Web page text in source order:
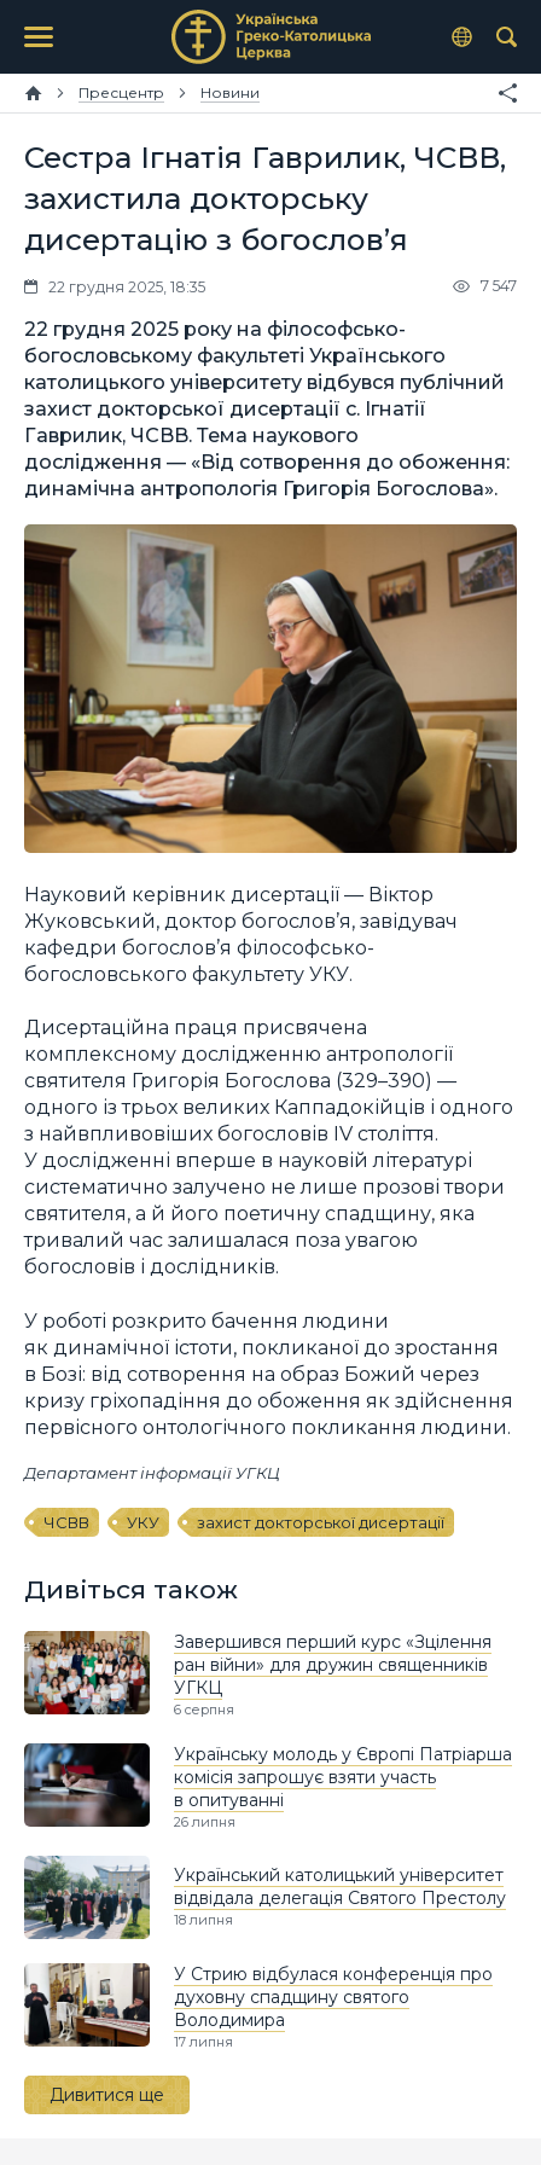
Пресцентр Новини
Сестра Ігнатія Гаврилик, ЧСВВ,
захистила докторську
дисертацію з богослов’я
22 грудня 2025, 18:35 7 547
22 грудня 2025 року на філософсько-
богословському факультеті Українського
католицького університету відбувся публічний
захист докторської дисертації с. Ігнатії
Гаврилик, ЧСВВ. Тема наукового
дослідження — «Від сотворення до обоження:
динамічна антропологія Григорія Богослова».
Науковий керівник дисертації — Віктор
Жуковський, доктор богослов’я, завідувач
кафедри богослов’я філософсько-
богословського факультету УКУ.
Дисертаційна праця присвячена
комплексному дослідженню антропології
святителя Григорія Богослова (329–390) —
одного із трьох великих Каппадокійців і одного
з найвпливовіших богословів IV століття.
У дослідженні вперше в науковій літературі
систематично залучено не лише прозові твори
святителя, а й його поетичну спадщину, яка
тривалий час залишалася поза увагою
богословів і дослідників.
У роботі розкрито бачення людини
як динамічної істоти, покликаної до зростання
в Бозі: від сотворення на образ Божий через
кризу гріхопадіння до обоження як здійснення
первісного онтологічного покликання людини.
Департамент інформації УГКЦ
ЧСВВ УКУ захист докторської дисертації
Дивіться також
Завершився перший курс «Зцілення
ран війни» для дружин священників
УГКЦ
6 серпня
Українську молодь у Європі Патріарша
комісія запрошує взяти участь
в опитуванні
26 липня
Український католицький університет
відвідала делегація Святого Престолу
18 липня
У Стрию відбулася конференція про
духовну спадщину святого
Володимира
17 липня
Дивитися ще